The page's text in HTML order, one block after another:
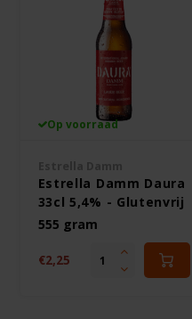
Op voorraad
Estrella Damm Daura
33cl 5,4% - Glutenvrij
555 gram
€2,25